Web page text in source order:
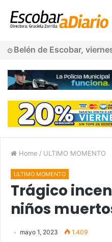
Belén de Escobar,
Home / ULTIMO MOMENTO
ULTIMO MOMENTO
Trágico
niños
mayo 1, 2023 1.409